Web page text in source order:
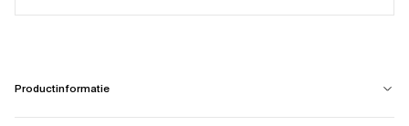
Productinformatie